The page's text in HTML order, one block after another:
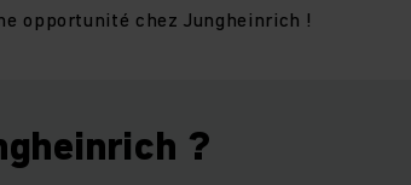
opportunité chez Jungheinrich !
?